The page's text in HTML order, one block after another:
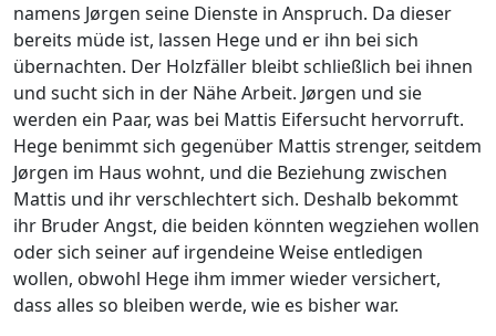
namens Jørgen seine Dienste in Anspruch. Da dieser
bereits müde ist, lassen Hege und er ihn bei sich
übernachten. Der Holzfäller bleibt schließlich bei ihnen
und sucht sich in der Nähe Arbeit. Jørgen und sie
werden ein Paar, was bei Mattis Eifersucht hervorruft.
Hege benimmt sich gegenüber Mattis strenger, seitdem
Jørgen im Haus wohnt, und die Beziehung zwischen
Mattis und ihr verschlechtert sich. Deshalb bekommt
ihr Bruder Angst, die beiden könnten wegziehen wollen
oder sich seiner auf irgendeine Weise entledigen
wollen, obwohl Hege ihm immer wieder versichert,
dass alles so bleiben werde, wie es bisher war.